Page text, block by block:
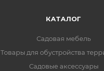
КАТАЛОГ
Садовая мебель
Товары для обустройства
Садовые аксессуары